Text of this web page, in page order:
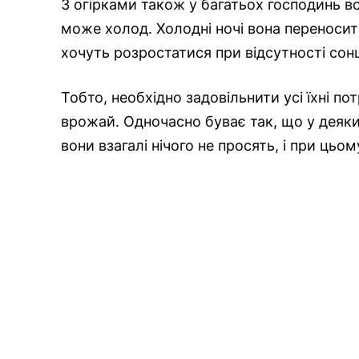
З огірками також у багатьох господинь
може холод. Холодні ночі вона
хочуть розростатися при відсутності
Тобто, необхідно задовільнити усі їхні
врожай. Одночасно буває так, що у
вони взагалі нічого не просять, і при